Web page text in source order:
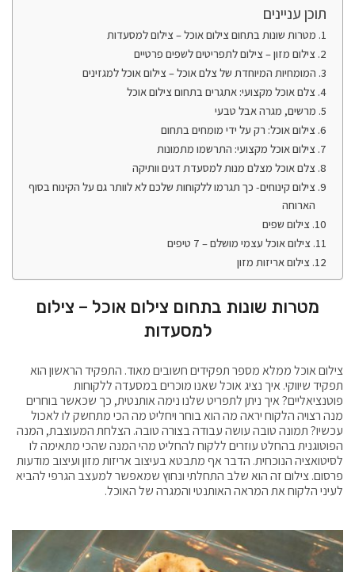
תוכן עניינים
מטרות שונות בתחום צילום אוכל – צילום למסעדות
צילום מזון – צילום לתפריטים לשפים פרטיים
המומחיות המיוחדת של צלם אוכל – צילום אוכל למגזינים
צלם אוכל מקצועי: אתגרים בתחום צילום אוכל
מרשים, מגרה אבל טבעי
צילום אוכל: רק על ידי מומחים בתחום
צילום אוכל מקצועי: התרשמו מתמונות
צלם אוכל מצלם מנות למסעדת דגים וותיקה
צילום קינוחים- כך תגרמו ללקוחות שלכם לא לוותר גם על הקינוח בסוף
הארוחה
צילום שפים
צילום אוכל עצמי מושלם – 7 טיפים
צילום אריזות מזון
מטרות שונות בתחום צילום אוכל – צילום
למסעדות
צילום אוכל ממלא מספר תפקידים חשובים מאוד. התפקיד הראשון הוא
תפקיד שיווקי. איך נציג אוכל שאנו מוכרים במסעדה ללקוחות
פוטנציאליים? איך ניתן לתפריט שלנו נימה אותנטית, כך שכאשר בוחרים
מנה רצויה הלקוח יראה מה הוא בוחר ויחליט מה הכי מתחשק לו לאכול
עכשיו? תמונה טובה עושה עבודה בצורה טובה. הצלחת המעוצבת, המנה
הפוטוגנית בהחלט עוזרים ללקוח להחליט מהי המנה שהכי מתאימה לו
לסיטואציה הנוכחית. הדבר אף מתבטא בעיצוב אריזות מזון ועיצוב מודעות
פרסום. צילום זה הוא שלב התחלתי ונחוץ שמאפשר למעצב הגרפי להביא
לעיני הלקוח את המראה האותנטי והמגרה של האוכל.